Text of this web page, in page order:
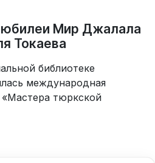
юбилеи Мир Джалала
Токаева
библиотеке
международная
тюркской